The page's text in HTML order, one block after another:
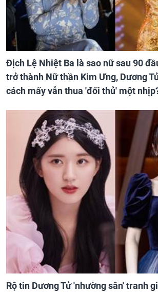
Địch Lệ Nhiệt Ba là sao nữ sau 90
trở thành Nữ thần Kim Ưng, Dương
cách mấy vẫn thua 'đối thủ' một
Rộ tin Dương Tử 'nhường sân' tranh